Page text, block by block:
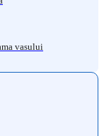
vasului